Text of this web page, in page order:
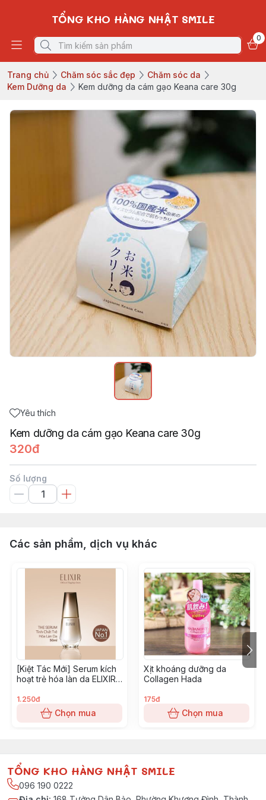
TỔNG KHO HÀNG NHẬT SMILE
0
Trang chủ Chăm sóc sắc đẹp
Chăm sóc da
Kem Dưỡng da
Kem dưỡng da cám gạo Keana care 30g
Yêu thích
Kem dưỡng da cám gạo Keana care 30g
320đ
Số lượng
Các sản phẩm, dịch vụ khác
￼[Kiệt Tác Mới] Serum kích
hoạt trẻ hóa làn da ELIXIR
1.250đ
Chọn mua
Xịt khoáng dưỡng da
Collagen Hada
175đ
Chọn mua
TỔNG KHO HÀNG NHẬT SMILE
096 190 0222